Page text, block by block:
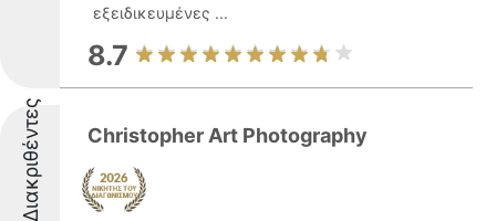
εξειδικευμένες ...
8.7
Διακριθέντες Christopher Art Photography